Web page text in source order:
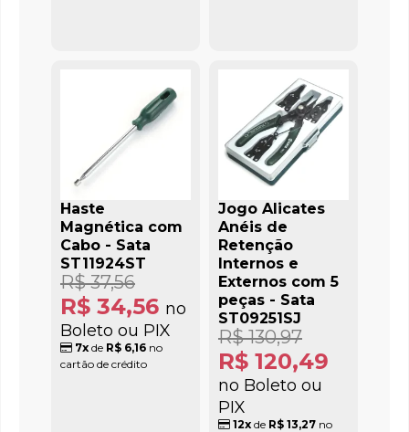
Haste
Magnética com
Cabo - Sata
ST11924ST
R$ 34,56 no
Boleto ou PIX
R$ 37,56
7x de R$ 6,16 no
cartão de crédito
Jogo Alicates
Anéis de
Retenção
Internos e
Externos com 5
peças - Sata
ST09251SJ
R$ 120,49
no Boleto ou
PIX
R$ 130,97
12xde R$ 13,27no